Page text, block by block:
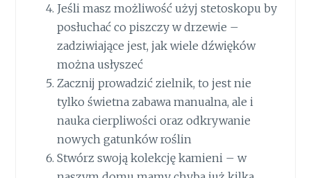
Jeśli masz możliwość użyj stetoskopu by
posłuchać co piszczy w drzewie –
zadziwiające jest, jak wiele dźwięków
można usłyszeć
Zacznij prowadzić zielnik, to jest nie
tylko świetna zabawa manualna, ale i
nauka cierpliwości oraz odkrywanie
nowych gatunków roślin
Stwórz swoją kolekcję kamieni – w